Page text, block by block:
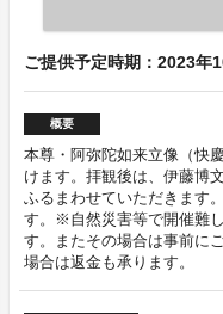
ご提供予定時期：2023年
概要
本尊・阿弥陀如来立像（快
けます。拝観後は、伊藤博
ふるまわせていただきます
す。※自然災害等で開催難
す。またその場合は事前に
場合は返金も承ります。